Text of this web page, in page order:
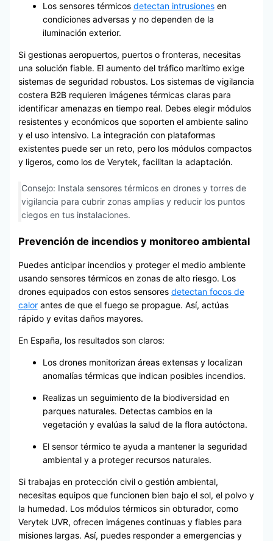
Los sensores térmicos detectan intrusionesen
condiciones adversas y no dependen de la
iluminación exterior.
Si gestionas aeropuertos, puertos o fronteras, necesitas
una solución fiable. El aumento del tráfico marítimo exige
sistemas de seguridad robustos. Los sistemas de vigilancia
costera B2B requieren imágenes térmicas claras para
identificar amenazas en tiempo real. Debes elegir módulos
resistentes y económicos que soporten el ambiente salino
y el uso intensivo. La integración con plataformas
existentes puede ser un reto, pero los módulos compactos
y ligeros, como los de Verytek, facilitan la adaptación.
Consejo: Instala sensores térmicos en drones y torres de
vigilancia para cubrir zonas amplias y reducir los puntos
ciegos en tus instalaciones.
Prevención de incendios y monitoreo ambiental
Puedes anticipar incendios y proteger el medio ambiente
usando sensores térmicos en zonas de alto riesgo. Los
drones equipados con estos sensores detectan focos de
calorantes de que el fuego se propague. Así, actúas
rápido y evitas daños mayores.
En España, los resultados son claros:
Los drones monitorizan áreas extensas y localizan
anomalías térmicas que indican posibles incendios.
Realizas un seguimiento de la biodiversidad en
parques naturales. Detectas cambios en la
vegetación y evalúas la salud de la flora autóctona.
El sensor térmico te ayuda a mantener la seguridad
ambiental y a proteger recursos naturales.
Si trabajas en protección civil o gestión ambiental,
necesitas equipos que funcionen bien bajo el sol, el polvo y
la humedad. Los módulos térmicos sin obturador, como
Verytek UVR, ofrecen imágenes continuas y fiables para
misiones largas. Así, puedes responder a emergencias y